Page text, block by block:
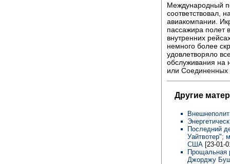
Международный
соответствовал,
авиакомпании.
пассажира полет
внутренних
немного более
удовлетворяло
обслуживания на
или Соединенных
Другие
Последний
Уайтвотер";
США [23-01-
Прощальная
Джорджу